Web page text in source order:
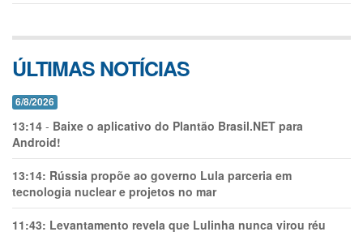
ÚLTIMAS NOTÍCIAS
6/8/2026
13:14 - Baixe o aplicativo do Plantão Brasil.NET para
Android!
13:14: Rússia propõe ao governo Lula parceria em
tecnologia nuclear e projetos no mar
11:43: Levantamento revela que Lulinha nunca virou réu